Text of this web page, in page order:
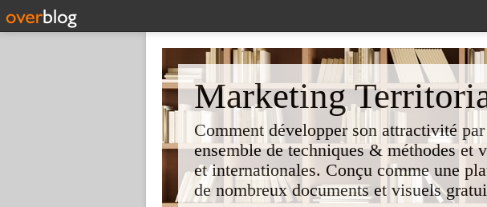
Marketing
Comment développer son attractivité
ensemble de techniques & méthodes et
et internationales. Conçu comme une
de nombreux documents et visuels